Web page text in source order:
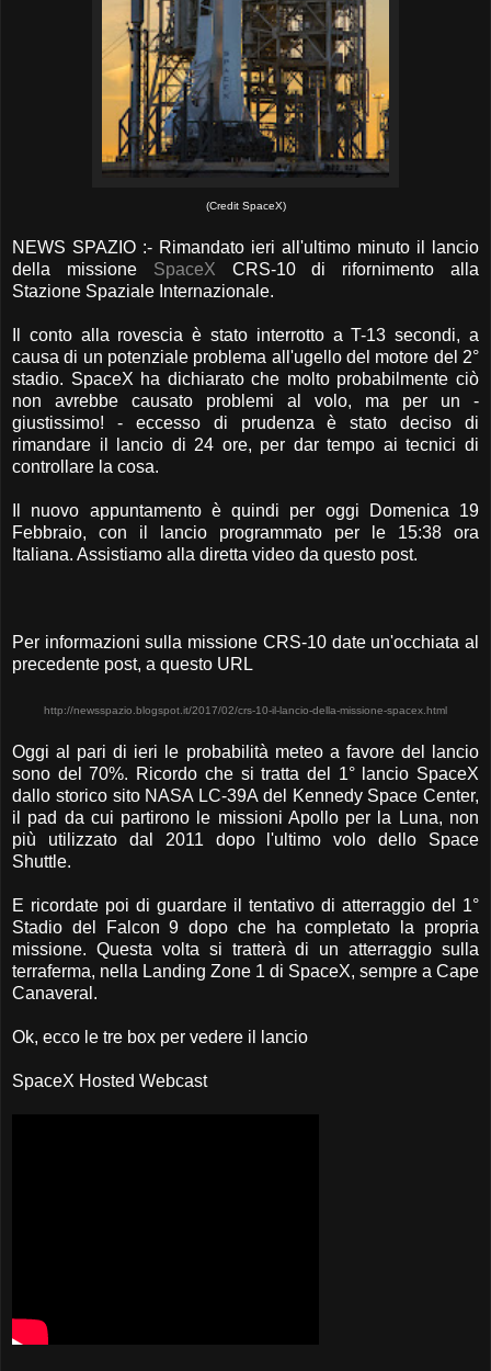
(Credit SpaceX)
NEWS SPAZIO :- Rimandato ieri all'ultimo minuto il lancio
della missione SpaceX CRS-10 di rifornimento alla
Stazione Spaziale Internazionale.
Il conto alla rovescia è stato interrotto a T-13 secondi, a
causa di un potenziale problema all'ugello del motore del 2°
stadio. SpaceX ha dichiarato che molto probabilmente ciò
non avrebbe causato problemi al volo, ma per un -
giustissimo! - eccesso di prudenza è stato deciso di
rimandare il lancio di 24 ore, per dar tempo ai tecnici di
controllare la cosa.
Il nuovo appuntamento è quindi per oggi Domenica 19
Febbraio, con il lancio programmato per le 15:38 ora
Italiana. Assistiamo alla diretta video da questo post.
Per informazioni sulla missione CRS-10 date un'occhiata al
precedente post, a questo URL
http://newsspazio.blogspot.it/2017/02/crs-10-il-lancio-della-missione-spacex.html
Oggi al pari di ieri le probabilità meteo a favore del lancio
sono del 70%. Ricordo che si tratta del 1° lancio SpaceX
dallo storico sito NASA LC-39A del Kennedy Space Center,
il pad da cui partirono le missioni Apollo per la Luna, non
più utilizzato dal 2011 dopo l'ultimo volo dello Space
Shuttle.
E ricordate poi di guardare il tentativo di atterraggio del 1°
Stadio del Falcon 9 dopo che ha completato la propria
missione. Questa volta si tratterà di un atterraggio sulla
terraferma, nella Landing Zone 1 di SpaceX, sempre a Cape
Canaveral.
Ok, ecco le tre box per vedere il lancio
SpaceX Hosted Webcast